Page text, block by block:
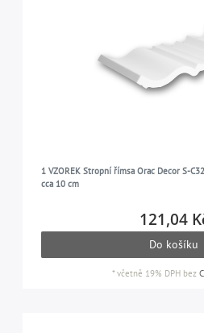
1 VZOREK Stropní římsa Orac Decor S-
cca 10 cm
121,04
Do košíku
*včetně 19% DPHbez